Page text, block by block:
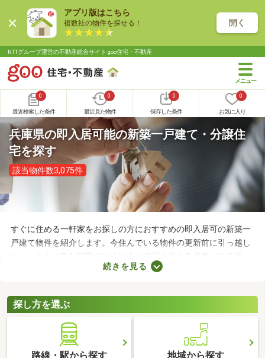
アプリ版はこちら
複数社の物件を探せる！ 開く
NTTグループ運営の不動産総合サイト goo住宅・不動産
0
最近検索した条件
0
最近見た物件
0
保存した条件
0
お気に入り
兵庫県の即入居可能の新築一戸建て・分譲住
宅を探す
該当物件数3,075件
すぐに住める一軒家をお探しの方におすすめの即入居可の新築一
戸建て物件を紹介します。今住んでいる物件の更新前に引っ越し
たい、または急な転勤ですぐに次の住居を決める必要がある場
合、次の住居を早めに決めなければなりません。即入居可の物件
る方はぜひチェックしてみてくださいね。
続きを見る
探し方を選ぶ
路線・駅から探す 地域から探す